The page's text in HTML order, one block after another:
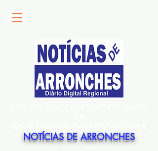
NOTÍCIAS DE ARRONCHES